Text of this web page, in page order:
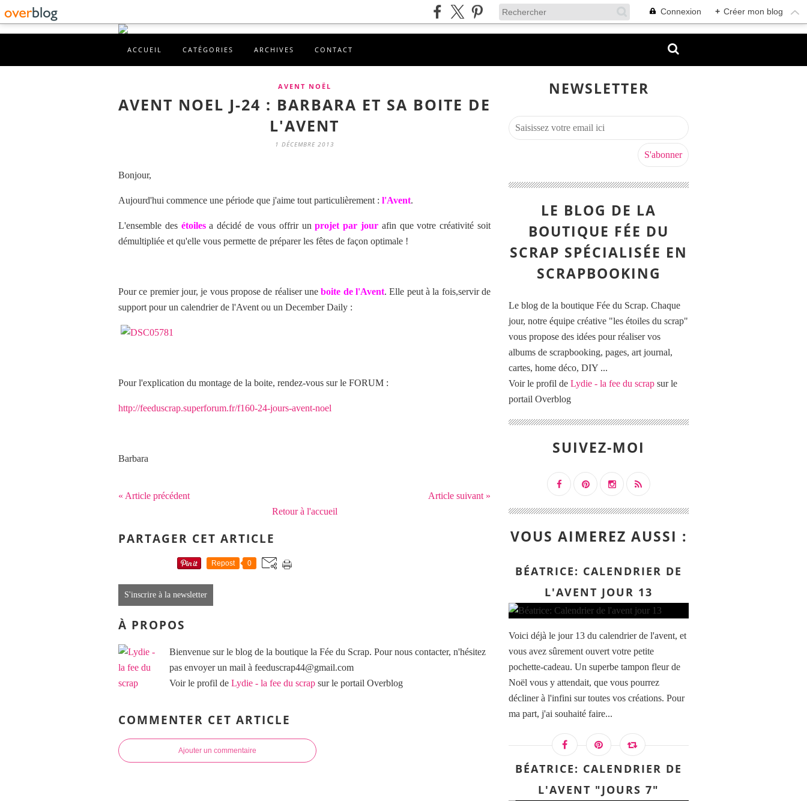
Connexion + Créer mon blog
ACCUEIL CATÉGORIES ARCHIVES CONTACT
AVENT NOËL
AVENT NOEL J-24 : BARBARA ET SA BOITE DE
L'AVENT
1 DÉCEMBRE 2013
Bonjour,
Aujourd'hui commence une période que j'aime tout particulièrement : l'Avent.
L'ensemble des étoilesa décidé de vous offrir unprojet par jourafin que votre créativité soit
démultipliée et qu'elle vous permette de préparer les fêtes de façon optimale !
Pour ce premier jour, je vous propose de réaliser uneboite de l'Avent. Elle peut à la fois,servir de
support pour un calendrier de l'Avent ou un December Daily :
Pour l'explication du montage de la boite, rendez-vous sur le FORUM :
http://feeduscrap.superforum.fr/f160-24-jours-avent-noel
Barbara
« Article précédent
Article suivant »
Retour à l'accueil
PARTAGER CET ARTICLE
Repost 0
S'inscrire à la newsletter
À PROPOS
Bienvenue sur le blog de la boutique la Fée du Scrap. Pour nous contacter, n'hésitez
pas envoyer un mail à feeduscrap44@gmail.com
Voir le profil de Lydie - la fee du scrap sur le portail Overblog
COMMENTER CET ARTICLE
Ajouter un commentaire
NEWSLETTER
LE BLOG DE LA
BOUTIQUE FÉE DU
SCRAP SPÉCIALISÉE EN
SCRAPBOOKING
Le blog de la boutique Fée du Scrap. Chaque
jour, notre équipe créative "les étoiles du scrap"
vous propose des idées pour réaliser vos
albums de scrapbooking, pages, art journal,
cartes, home déco, DIY ...
Voir le profil de Lydie - la fee du scrap sur le
portail Overblog
SUIVEZ-MOI
VOUS AIMEREZ AUSSI :
BÉATRICE: CALENDRIER DE
L'AVENT JOUR 13
Voici déjà le jour 13 du calendrier de l'avent, et
vous avez sûrement ouvert votre petite
pochette-cadeau. Un superbe tampon fleur de
Noël vous y attendait, que vous pourrez
décliner à l'infini sur toutes vos créations. Pour
ma part, j'ai souhaité faire...
BÉATRICE: CALENDRIER DE
L'AVENT "JOURS 7"